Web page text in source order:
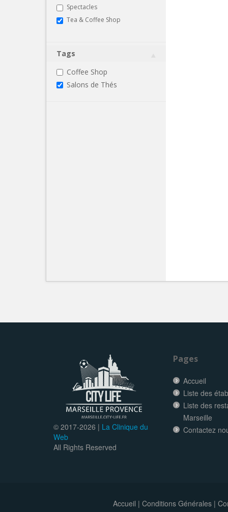
Spectacles
Tea & Coffee Shop
Tags
Coffee Shop
Salons de Thés
© 2017-2026 | La Clinique du
Web
All Rights Reserved
Pages
Accueil
Liste des
Liste des
Marseille
Contactez
Accueil | Conditions Générales|